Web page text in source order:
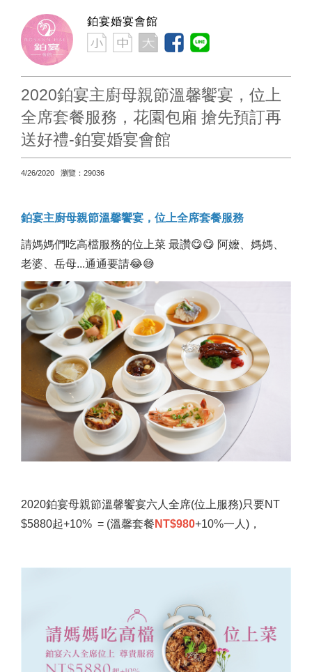
鉑宴婚宴會館
2020鉑宴主廚母親節溫馨饗宴，位上
全席套餐服務，花園包廂 搶先預訂再
送好禮-鉑宴婚宴會館
4/26/2020 瀏覽：29036
鉑宴主廚母親節溫馨饗宴，位上全席套餐服務
請媽媽們吃高檔服務的位上菜 最讚😋😋 阿嬤、媽媽、
老婆、岳母...通通要請😂😅
2020鉑宴母親節溫馨饗宴六人全席(位上服務)只要NT
$5880起+10% = (溫馨套餐 NT$980+10%一人)，